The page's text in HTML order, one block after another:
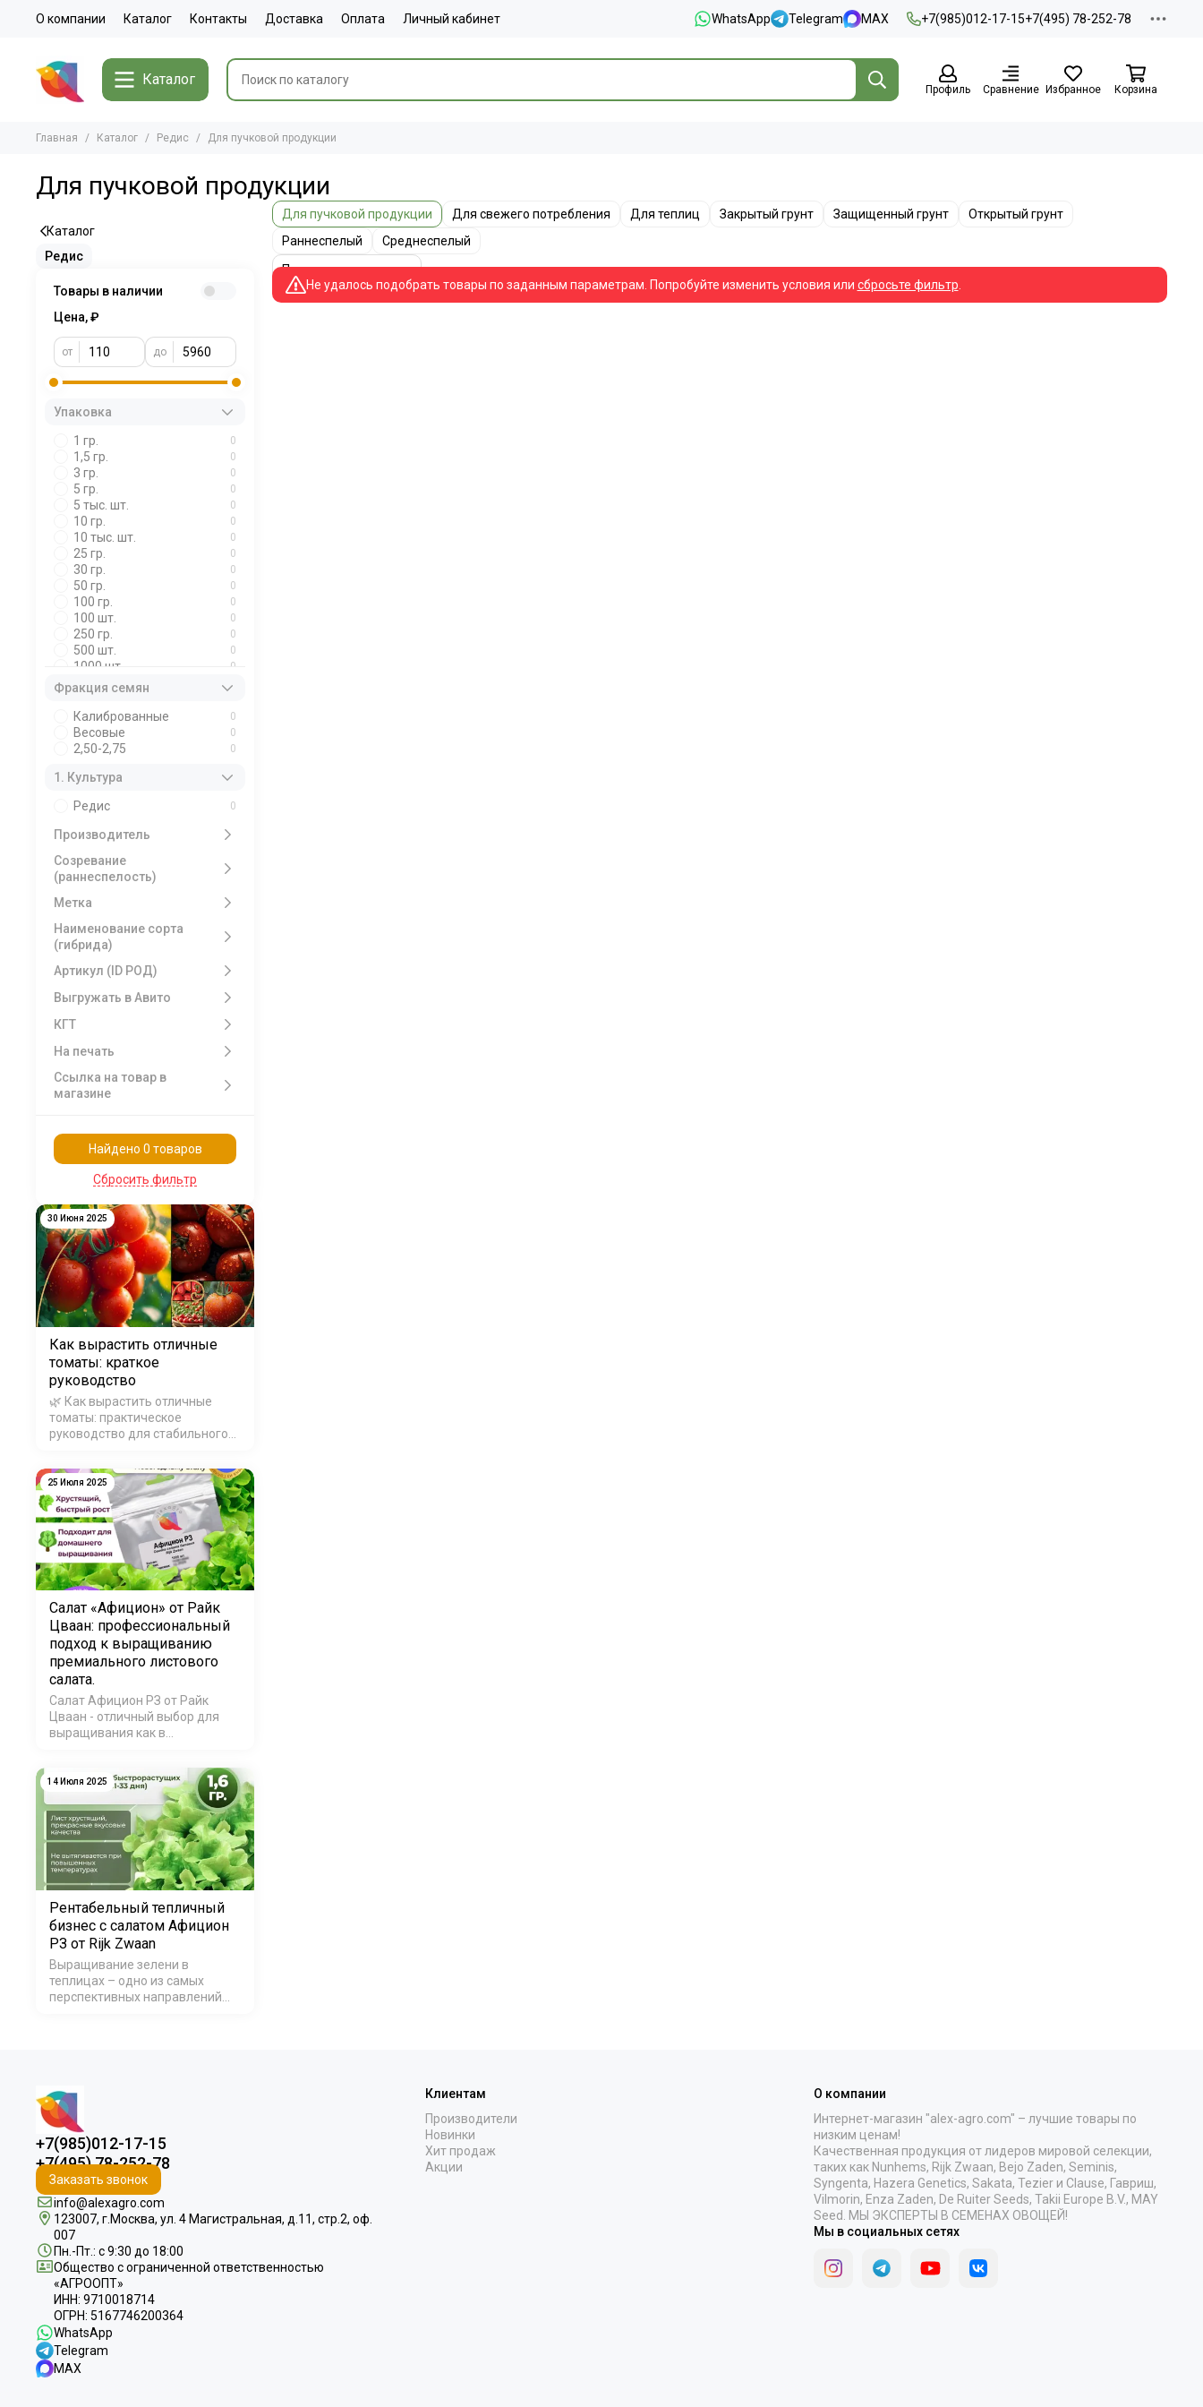
О компании Каталог Контакты Доставка Оплата Личный кабинет WhatsApp Telegram MAX +7(985)012-17-15+7(495) 78-252-78
Каталог
Профиль Сравнение Избранное Корзина
Главная Каталог Редис Для пучковой продукции
Для пучковой продукции
Для пучковой продукции Для свежего потребления Для теплиц Закрытый грунт Защищенный грунт
Открытый грунт
Раннеспелый
Среднеспелый
Не удалось подобрать товары по заданным параметрам. Попробуйте изменить условия или сбросьте фильтр
Каталог
Редис
Товары в наличии
Цена, ₽
от до
Упаковка
1 гр.
0
1,5 гр. 0
3 гр. 0
5 гр. 0
5 тыс. шт. 0
10 гр. 0
10 тыс. шт. 0
25 гр. 0
30 гр. 0
50 гр. 0
100 гр. 0
100 шт. 0
250 гр. 0
500 шт. 0
1000 шт. 0
Фракция семян
Калиброванные
0
Весовые 0
2,50-2,75 0
1. Культура
Редис
0
Производитель
Созревание
(раннеспелость)
Метка
Наименование сорта
(гибрида)
Артикул (ID РОД)
Выгружать в Авито
КГТ
На печать
Ссылка на товар в
магазине
Найдено 0 товаров
Сбросить фильтр
30 Июня 2025
Как вырастить отличные
томаты: краткое
руководство
🌿 Как вырастить отличные
томаты: практическое
руководство для стабильного
качественные, вкусные и
устойчивые к болезням
томаты? В этой статье вы
узнаете, как правильно
выбрать гибрид, вырастить
здоровую расса…
25 Июля 2025
Салат «Афицион» от Райк
Цваан: профессиональный
подход к выращиванию
премиального листового
салата.
Салат Афицион РЗ от Райк
Цваан - отличный выбор для
выращивания как в
и на приусадебном участке.
Благодаря своим уникальным
свойствам и устойчивости к
различным стрессовым
факторам, этот сорт
обеспечивает…
14 Июля 2025
Рентабельный тепличный
бизнес с салатом Афицион
РЗ от Rijk Zwaan
Выращивание зелени в
теплицах – одно из самых
перспективных направлений
можно добиться высокой
эффективности и…
+7(985)012-17-15
+7(495) 78-252-78
Заказать звонок
info@alexagro.com
123007, г.Москва, ул. 4 Магистральная, д.11, стр.2, оф.
007
Пн.-Пт.: с 9:30 до 18:00
Общество с ограниченной ответственностью
«АГРООПТ»
ИНН: 9710018714
ОГРН: 5167746200364
WhatsApp
Telegram
MAX
Клиентам
Производители
Новинки
Хит продаж
Акции
О компании
Интернет-магазин "alex-agro.com" – лучшие товары по
низким ценам!
Качественная продукция от лидеров мировой селекции,
таких как Nunhems, Rijk Zwaan, Bejo Zaden, Seminis,
Syngenta, Hazera Genetics, Sakata, Tezier и Clause, Гавриш,
Vilmorin, Enza Zaden, De Ruiter Seeds, Takii Europe B.V., MAY
Seed. МЫ ЭКСПЕРТЫ В СЕМЕНАХ ОВОЩЕЙ!
Мы в социальных сетях